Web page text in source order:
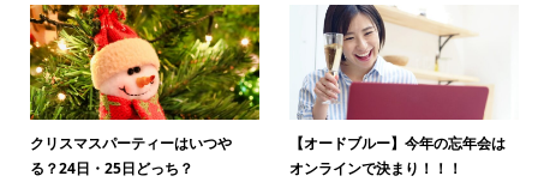
クリスマスパーティーはいつや
る？24日・25日どっち？
【オードブルー】今年の忘年会は
オンラインで決まり！！！